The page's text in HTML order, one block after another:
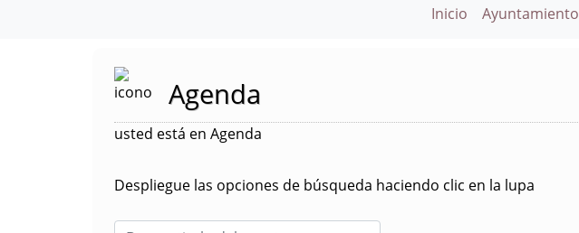
Inicio Ayuntamiento
Agenda
usted está en Agenda
Despliegue las opciones de búsqueda haciendo clic en la lupa